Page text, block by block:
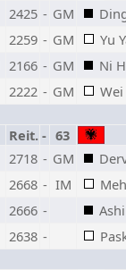
2425 - GM
2259 - GM
Yu
2166 - GM
Ni
2222 - GM
Wei
Reit. - 63
2718 - GM
2668 - IM
2666 -
2638 -